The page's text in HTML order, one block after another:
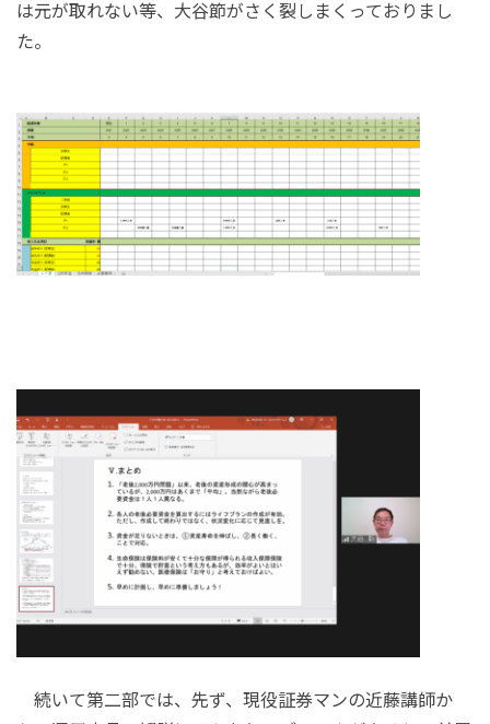
は元が取れない等、大谷節がさく裂しまくっておりまし
た。
続いて第二部では、先ず、現役証券マンの近藤講師か